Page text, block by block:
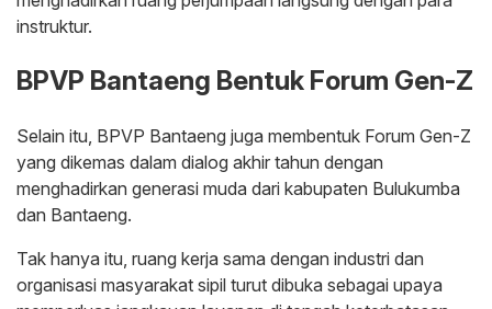
instruktur.
BPVP Bantaeng Bentuk Forum Gen-Z
Selain itu, BPVP Bantaeng juga membentuk Forum Gen-Z
yang dikemas dalam dialog akhir tahun dengan
menghadirkan generasi muda dari kabupaten Bulukumba
dan Bantaeng.
Tak hanya itu, ruang kerja sama dengan industri dan
organisasi masyarakat sipil turut dibuka sebagai upaya